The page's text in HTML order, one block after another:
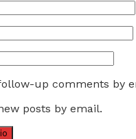
up comments by
posts by email.